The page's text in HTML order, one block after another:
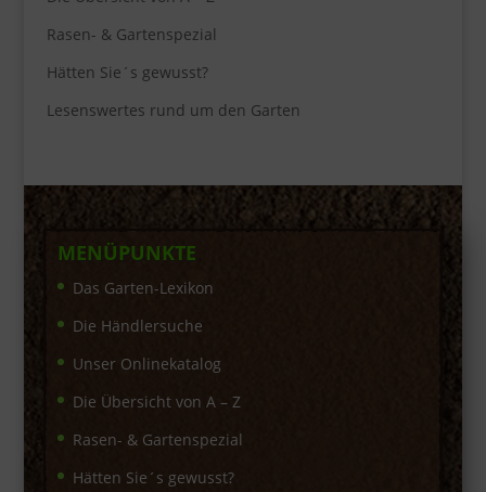
Rasen- & Gartenspezial
Hätten Sie´s gewusst?
Lesenswertes rund um den Garten
MENÜPUNKTE
Das Garten-Lexikon
Die Händlersuche
Unser Onlinekatalog
Die Übersicht von A – Z
Rasen- & Gartenspezial
Hätten Sie´s gewusst?